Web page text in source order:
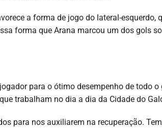
a forma de jogo do lateral-esquerdo,
forma que Arana marcou um dos gols
para o ótimo desempenho de todo
trabalham no dia a dia da Cidade do
para nos auxiliarem na recuperação.